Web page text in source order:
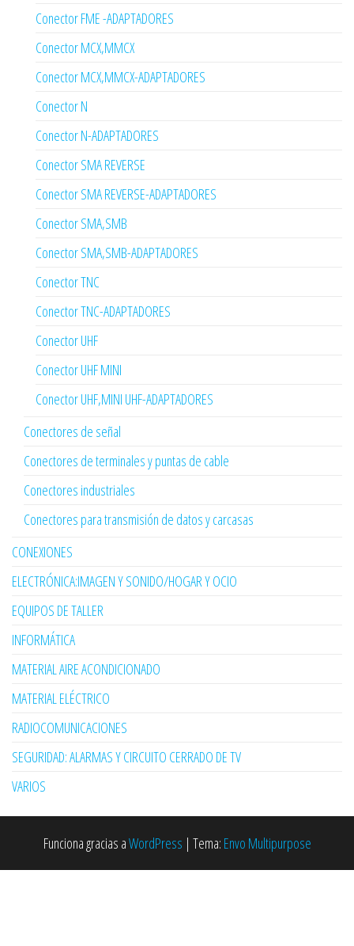
Conector FME -ADAPTADORES
Conector MCX,MMCX
Conector MCX,MMCX-ADAPTADORES
Conector N
Conector N-ADAPTADORES
Conector SMA REVERSE
Conector SMA REVERSE-ADAPTADORES
Conector SMA,SMB
Conector SMA,SMB-ADAPTADORES
Conector TNC
Conector TNC-ADAPTADORES
Conector UHF
Conector UHF MINI
Conector UHF,MINI UHF-ADAPTADORES
Conectores de señal
Conectores de terminales y puntas de cable
Conectores industriales
Conectores para transmisión de datos y carcasas
CONEXIONES
ELECTRÓNICA:IMAGEN Y SONIDO/HOGAR Y OCIO
EQUIPOS DE TALLER
INFORMÁTICA
MATERIAL AIRE ACONDICIONADO
MATERIAL ELÉCTRICO
RADIOCOMUNICACIONES
SEGURIDAD: ALARMAS Y CIRCUITO CERRADO DE TV
VARIOS
Funciona gracias aWordPress | Tema: Envo Multipurpose